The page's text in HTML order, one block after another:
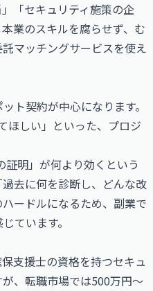
「セキュリティ施策の企
業のスキルを腐らせず、む
マッチングサービスを使え
ト契約が中心になります。
ほしい」といった、プロジ
明」が何より効くという
去に何を診断し、どんな改
ードルになるため、副業で
ています。
支援士の資格を持つセキュ
、転職市場では500万円〜